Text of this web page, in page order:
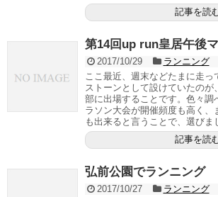
記事を読
第14回up run皇居午後
2017/10/29
ランニング
ここ最近、週末などたまに走
ストーンとして設けていたの
部に出場することです。色々調
ラソン大会が開催頻度も高く、
も出来ると言うことで、選びま
記事を読
弘前公園でランニング
2017/10/27
ランニング